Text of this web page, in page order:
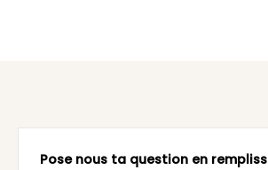
Pose nous ta question en